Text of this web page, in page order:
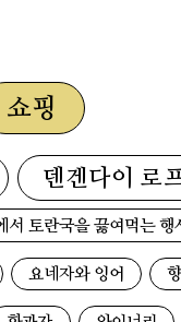
쇼핑
덴겐다이 로
서 토란국을 끓여먹는 행
요네자와 잉어